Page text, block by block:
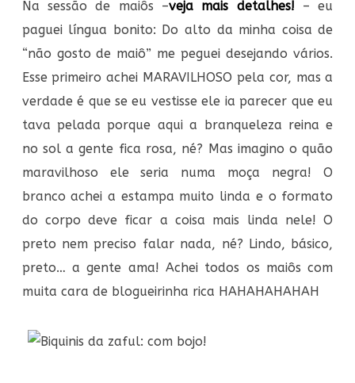
Na sessão de maiôs –veja mais detalhes! – eu
paguei língua bonito: Do alto da minha coisa de
“não gosto de maiô” me peguei desejando vários.
Esse primeiro achei MARAVILHOSO pela cor, mas a
verdade é que se eu vestisse ele ia parecer que eu
tava pelada porque aqui a branqueleza reina e
no sol a gente fica rosa, né? Mas imagino o quão
maravilhoso ele seria numa moça negra! O
branco achei a estampa muito linda e o formato
do corpo deve ficar a coisa mais linda nele! O
preto nem preciso falar nada, né? Lindo, básico,
preto… a gente ama! Achei todos os maiôs com
muita cara de blogueirinha rica HAHAHAHAHAH